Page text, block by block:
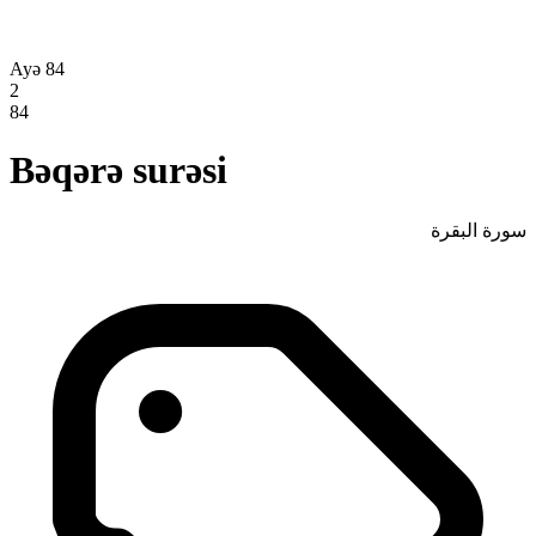
Ayə 84
2
84
Bəqərə surəsi
سورة البقرة